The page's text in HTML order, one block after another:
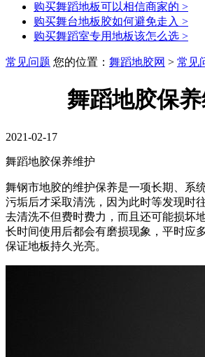
购买舞蹈地板可以相信商家的 >
购买舞台地板胶如何避免走入 >
购买舞蹈室专用地板该怎么选 >
常见问题 您的位置： 舞蹈地胶网 > 常见
舞蹈地胶保
2021-02-17
舞蹈地胶保养维护
舞钢市地胶的维护保养是一项长期、系
污垢后才采取清洗，因为此时等发现时
去清洗不但费时费力，而且还可能损坏
长时间使用后都会有磨损现象，平时应
保证地板持久光亮。